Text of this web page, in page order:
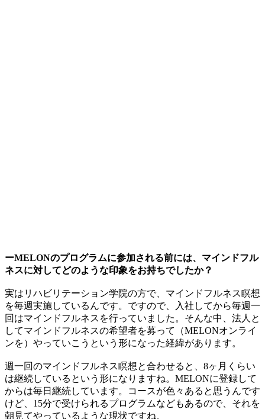
ーMELONのプログラムに参加される前には、マインドフル
ネスに対してどのような印象をお持ちでしたか？
実はリハビリテーション学院の方で、マインドフルネス瞑想
を毎週実施しているんです。ですので、入社してから毎週一
回はマインドフルネスを行っていました。そんな中、法人と
してマインドフルネスの希望者を募って（MELONオンライ
ンを）やっていこうという形になった経緯があります。
週一回のマインドフルネス瞑想と合わせると、8ヶ月くらい
は継続しているという形になりますね。MELONに登録して
からは毎日継続しています。コースが色々あると思うんです
けど、15分で受けられるプログラムなどもあるので、それを
朝見てやっているような現状ですね。